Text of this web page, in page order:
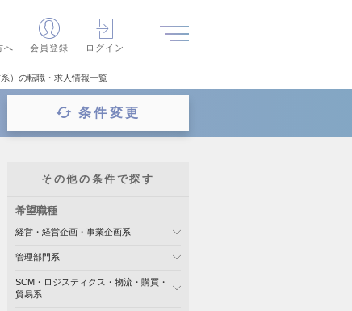
へ
会員登録 ログイン
）の転職・求人情報一覧
条件変更
その他の条件で探す
希望職種
経営・経営企画・事業企画系
管理部門系
SCM・ロジスティクス・物流・購買・
貿易系